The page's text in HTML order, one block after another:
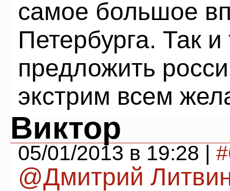
самое большое
Петербурга. Так
предложить
экстрим всем
Виктор
05/01/2013 в 19:28 |
@Дмитрий